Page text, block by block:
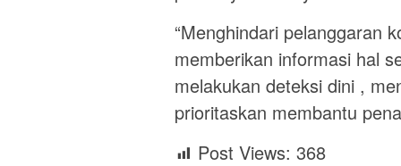
“Menghindari pelanggaran
memberikan informasi hal
melakukan deteksi dini ,
prioritaskan membantu
Post Views: 368